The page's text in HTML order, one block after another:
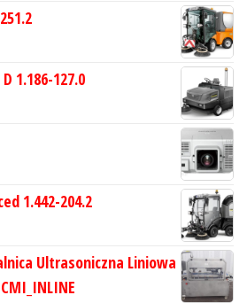
1.186-127.0
1.442-204.2
Ultrasoniczna Liniowa